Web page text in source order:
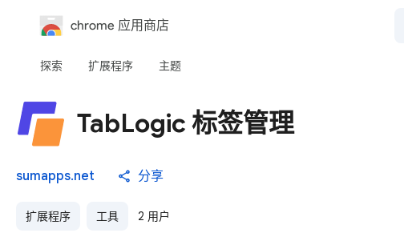
chrome 应用商店
探索 扩展程序 主题
TabLogic 标签管理
sumapps.net 分享
扩展程序 工具 2 用户